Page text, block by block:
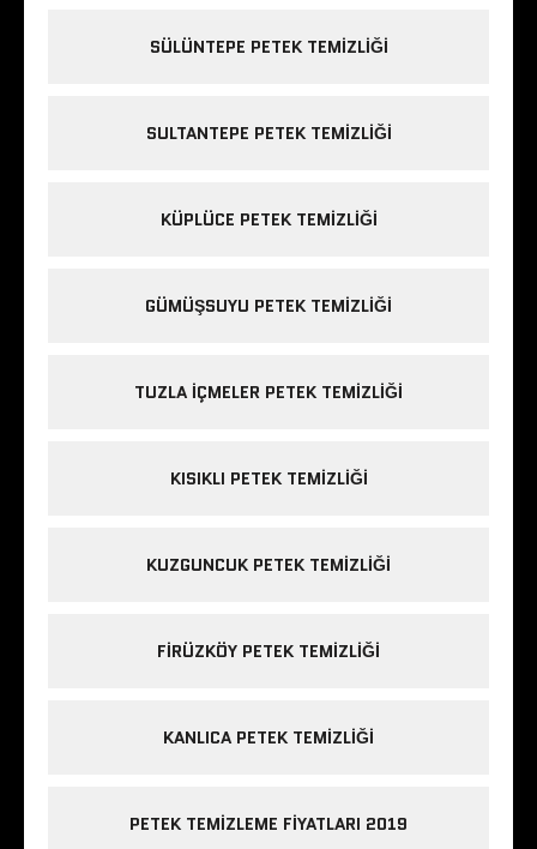
SÜLÜNTEPE PETEK TEMIZLIĞI
SULTANTEPE PETEK TEMIZLIĞI
KÜPLÜCE PETEK TEMIZLIĞI
GÜMÜŞSUYU PETEK TEMIZLIĞI
TUZLA IÇMELER PETEK TEMIZLIĞI
KISIKLI PETEK TEMIZLIĞI
KUZGUNCUK PETEK TEMIZLIĞI
FIRÜZKÖY PETEK TEMIZLIĞI
KANLICA PETEK TEMIZLIĞI
PETEK TEMIZLEME FIYATLARI 2019